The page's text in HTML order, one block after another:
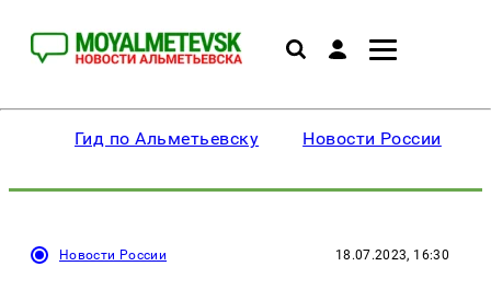
Гид по Альметьевску Новости России
Новости России 18.07.2023, 16:30